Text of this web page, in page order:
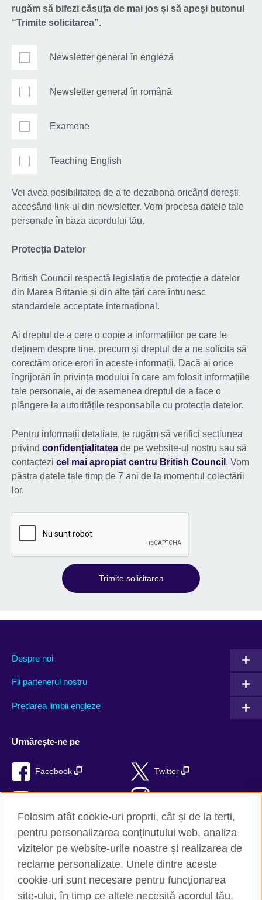
rugăm să bifezi căsuța de mai jos și să apeși butonul
“Trimite solicitarea”.
Newsletter general în engleză
Newsletter general în română
Examene
Teaching English
Vei avea posibilitatea de a te dezabona oricând dorești,
accesând link-ul din newsletter. Vom procesa datele tale
personale în baza acordului tău.
Protecția Datelor
British Council respectă legislația de protecție a datelor
din Marea Britanie și din alte țări care întrunesc
standardele acceptate internațional.
Ai dreptul de a cere o copie a informațiilor pe care le
deținem despre tine, precum și dreptul de a ne solicita să
corectăm orice erori în aceste informații. Dacă ai orice
îngrijorări în privința modului în care am folosit informațiile
tale personale, ai de asemenea dreptul de a face o
plângere la autoritățile responsabile cu protecția datelor.
Pentru informații detaliate, te rugăm să verifici secțiunea
privind confidențialitatea de pe website-ul nostru sau să
contactezi cel mai apropiat centru British Council . Vom
păstra datele tale timp de 7 ani de la momentul colectării
lor.
Trimite solicitarea
Despre noi
Fii partenerul nostru
Predarea limbii engleze
Urmărește-ne pe
Facebook Twitter
TikTok RSS
British Council Global
Confidențialitate și termeni de utilizare
Folosim atât cookie-uri proprii, cât și de la terți,
pentru personalizarea conținutului web, analiza
vizitelor pe website-urile noastre și realizarea de
reclame personalizate. Unele dintre aceste
cookie-uri sunt necesare pentru funcționarea
site-ului, în timp ce altele necesită acordul tău.